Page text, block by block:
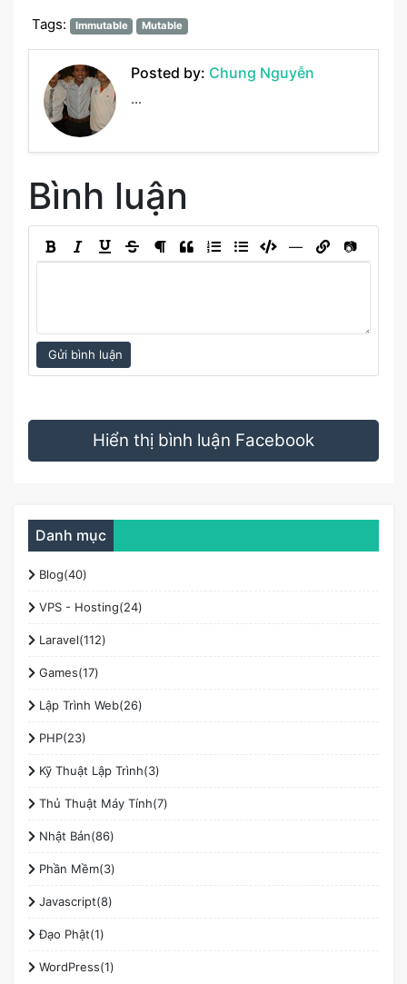
Tags:
Immutable Mutable
Posted by: Chung Nguyễn
...
Bình luận
― 📷
Gửi bình luận
Hiển thị bình luận Facebook
Nội dung
Kết
Danh mục
Blog(40)
VPS - Hosting(24)
Laravel(112)
Games(17)
Lập Trình Web(26)
PHP(23)
Kỹ Thuật Lập Trình(3)
Thủ Thuật Máy Tính(7)
Nhật Bản(86)
Phần Mềm(3)
Javascript(8)
Đạo Phật(1)
WordPress(1)